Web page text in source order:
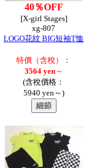
40％OFF
[X-girl Stages]
xg-807
LOGO花紋 BIG短袖T恤
特價（含稅）：
3564 yen～
(含稅價格：
5940 yen～)